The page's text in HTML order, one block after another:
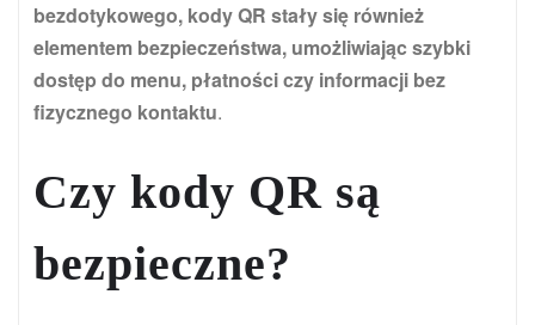
bezdotykowego, kody QR stały się również
elementem bezpieczeństwa, umożliwiając szybki
dostęp do menu, płatności czy informacji bez
fizycznego kontaktu.
Czy kody QR są
bezpieczne?